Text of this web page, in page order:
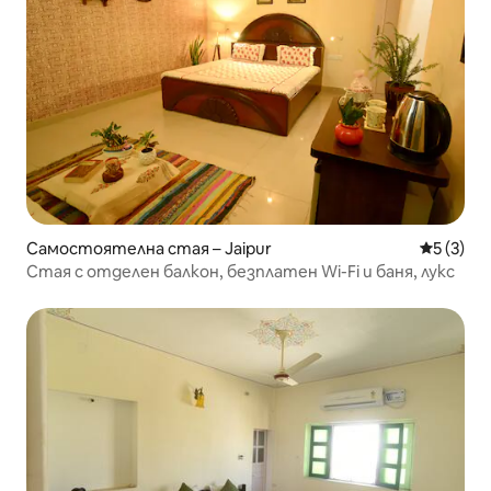
Самостоятелна стая – Jaipur Средна
5 (3)
Стая с отделен балкон, безплатен Wi-Fi и баня, лукс